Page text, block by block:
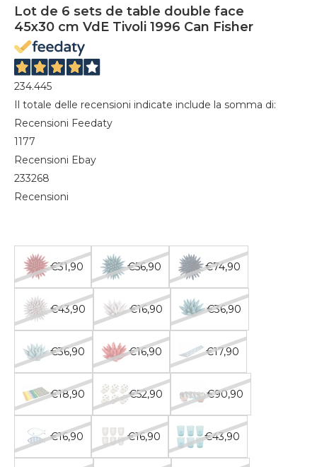
Lot de 6 sets de table double face
45x30 cm VdE Tivoli 1996 Can Fisher
234.445
Il totale delle recensioni indicate include la somma di:
Recensioni Feedaty
1177
Recensioni Ebay
233268
Recensioni
€31,90 €56,90 €74,90
€43,90 €16,90 €36,90
€36,90 €16,90 €17,90
€18,90 €52,90 €90,90
€16,90 €16,90 €43,90